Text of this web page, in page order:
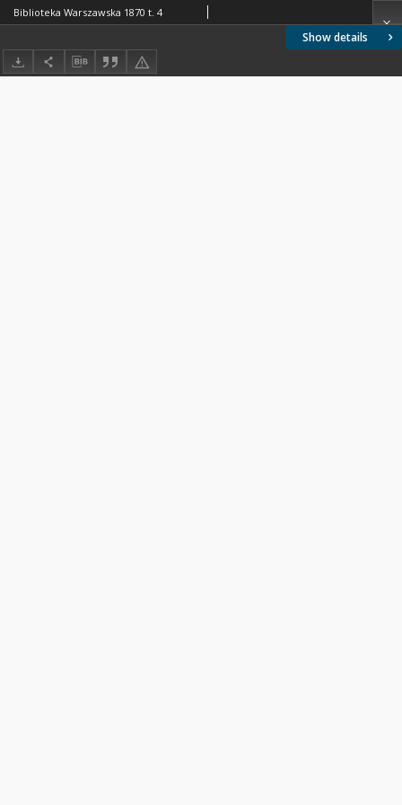
Show details
Biblioteka Warszawska 1870 t. 4